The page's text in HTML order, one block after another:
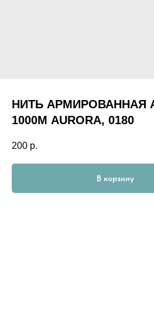
НИТЬ АРМИРОВАННАЯ
1000М AURORA, 0180
200 р.
В корзину